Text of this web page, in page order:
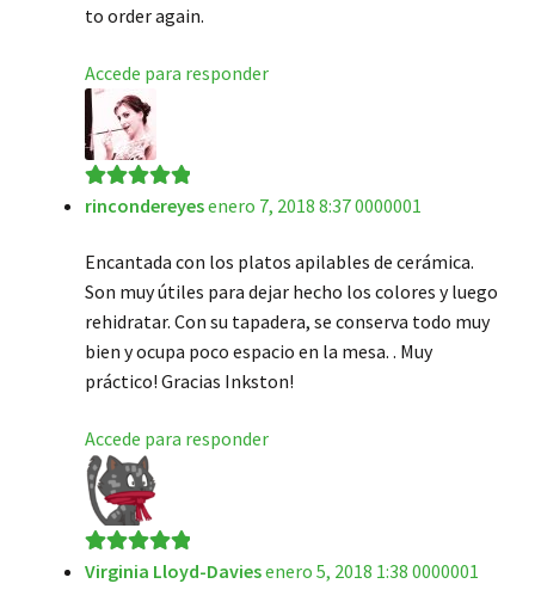
to order again.
Accede para responder
Valorado en5
rincondereyesenero 7, 2018 8:37 0000001
Encantada con los platos apilables de cerámica.
Son muy útiles para dejar hecho los colores y luego
rehidratar. Con su tapadera, se conserva todo muy
bien y ocupa poco espacio en la mesa. . Muy
práctico! Gracias Inkston!
Accede para responder
Valorado en5
Virginia Lloyd-Daviesenero 5, 2018 1:38 0000001